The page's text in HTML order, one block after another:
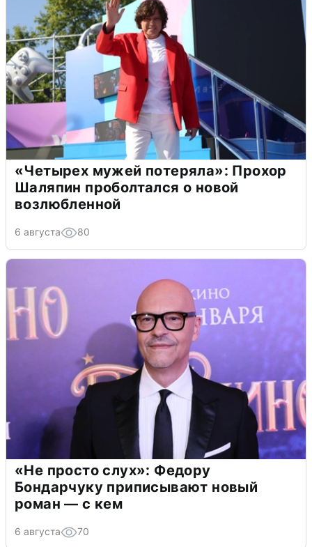
«Четырех мужей потеряла»: Прохор
Шаляпин проболтался о новой
возлюбленной
6 августа 80
«Не просто слух»: Федору
Бондарчуку приписывают новый
роман — с кем
6 августа 70